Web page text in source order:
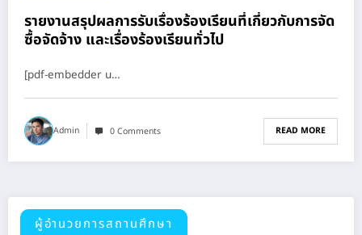
รายงานสรุปผลการรับเรื่องร้องเรียนที่เกี่ยวกับการจัด
ซื้อจัดจ้าง และเรื่องร้องเรียนทั่วไป
[pdf-embedder u…
Admin 0 Comments READ MORE
ผู้อำนวยการสถานศึกษา